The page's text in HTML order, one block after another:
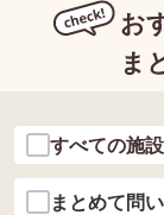
お
ま
すべての施
まとめて問